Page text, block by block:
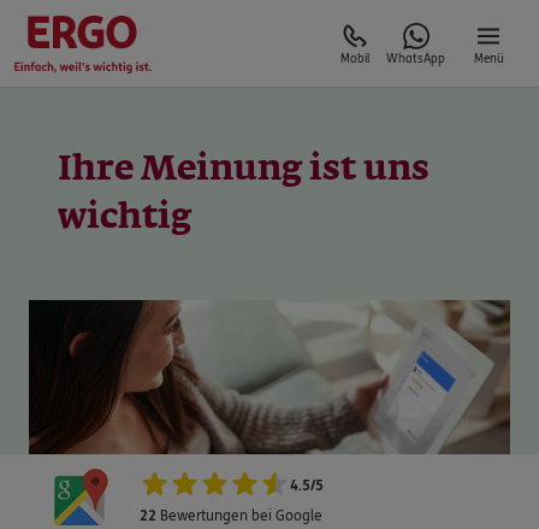
Mobil WhatsApp Menü
Ihre Meinung ist uns
4.5/5
22 Bewertungen bei Google